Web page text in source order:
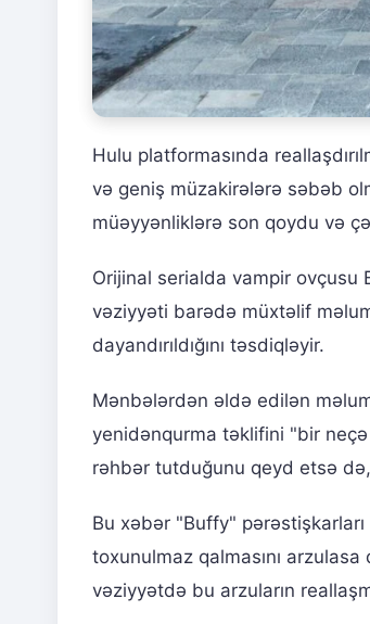
Hulu platformasında
və geniş müzakirələrə səbəb
müəyyənliklərə son qoydu və
Orijinal serialda vampir ovçusu
vəziyyəti barədə müxtəlif
dayandırıldığını təsdiqləyir.
Mənbələrdən əldə edilən
yenidənqurma təklifini "bir
rəhbər tutduğunu qeyd etsə
Bu xəbər "Buffy"
toxunulmaz qalmasını
vəziyyətdə bu arzuların